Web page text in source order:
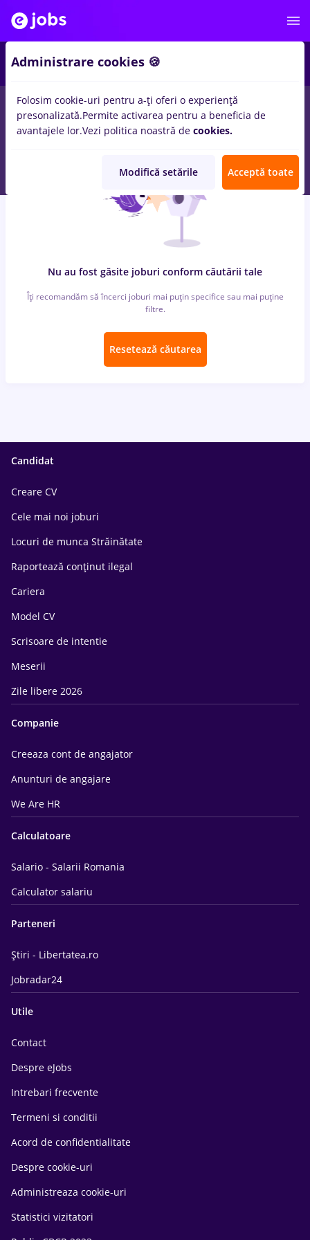
locuri de muncacu salarii in Bran (Brasov) pentru
Fara experientainBanci
Nu au fost găsite joburi conform căutării tale
Îți recomandăm să încerci joburi mai puțin specifice sau mai puține
filtre.
Resetează căutarea
Candidat
Creare CV
Cele mai noi joburi
Locuri de munca Străinătate
Raportează conținut ilegal
Cariera
Model CV
Scrisoare de intentie
Meserii
Zile libere 2026
Companie
Creeaza cont de angajator
Anunturi de angajare
We Are HR
Calculatoare
Salario - Salarii Romania
Calculator salariu
Parteneri
Știri - Libertatea.ro
Jobradar24
Utile
Contact
Despre eJobs
Intrebari frecvente
Termeni si conditii
Acord de confidentialitate
Despre cookie-uri
Administreaza cookie-uri
Statistici vizitatori
Administrare cookies 🍪
Folosim cookie-uri pentru a-ți oferi o experiență
presonalizată.Permite activarea pentru a beneficia de
avantajele lor.Vezi politica noastră de cookies.
Modifică setările Acceptă toate